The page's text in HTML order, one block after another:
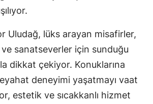
Uludağ, lüks arayan misafirler,
sanatseverler için sunduğu
dikkat çekiyor. Konuklarına
deneyimi yaşatmayı vaat
estetik ve sıcakkanlı hizmet